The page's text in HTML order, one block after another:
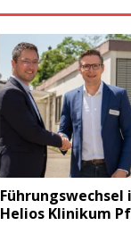
Führungswechsel
Helios Klinikum